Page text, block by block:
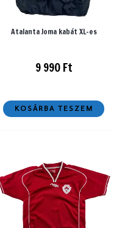
Atalanta Joma kabát XL-es
9 990Ft
KOSÁRBA TESZEM